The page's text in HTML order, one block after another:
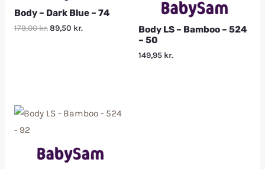
Body – Dark Blue – 74
179,00kr.89,50 kr.
Body LS – Bamboo – 524
– 50
149,95 kr.